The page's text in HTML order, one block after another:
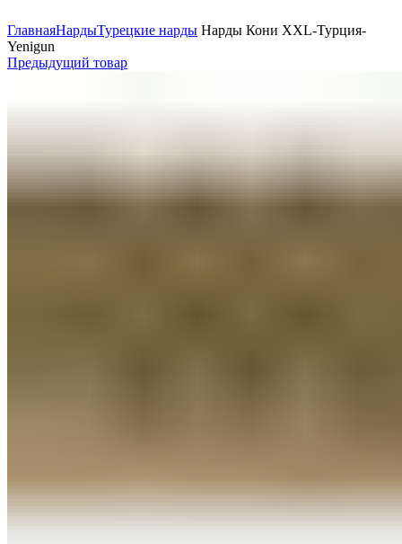
ГлавнаяНардыТурецкие нарды Нарды Кони XXL-Турция-
Yenigun
Предыдущий товар